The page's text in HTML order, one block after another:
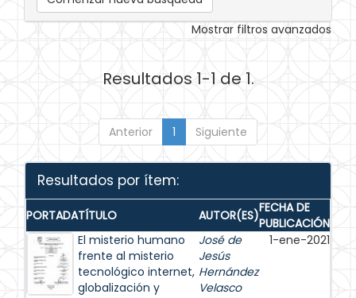
Mostrar filtros avanzados
Resultados 1-1 de 1.
Anterior 1 Siguiente
Resultados por ítem:
PORTADATÍTULO AUTOR(ES)FECHA DE
PUBLICACIÓN
El misterio humano
frente al misterio
tecnológico internet,
globalización y
José de
Jesús
Hernández
Velasco
1-ene-2021